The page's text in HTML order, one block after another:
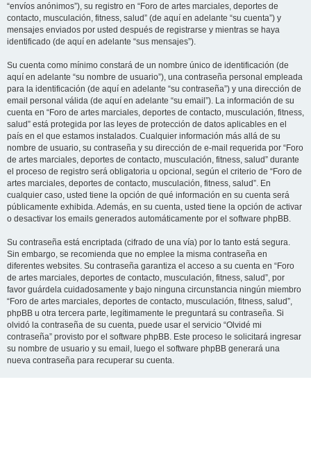
“envíos anónimos”), su registro en “Foro de artes marciales, deportes de
contacto, musculación, fitness, salud” (de aquí en adelante “su cuenta”) y
mensajes enviados por usted después de registrarse y mientras se haya
identificado (de aquí en adelante “sus mensajes”).
Su cuenta como mínimo constará de un nombre único de identificación (de
aquí en adelante “su nombre de usuario”), una contraseña personal empleada
para la identificación (de aquí en adelante “su contraseña”) y una dirección de
email personal válida (de aquí en adelante “su email”). La información de su
cuenta en “Foro de artes marciales, deportes de contacto, musculación, fitness,
salud” está protegida por las leyes de protección de datos aplicables en el
país en el que estamos instalados. Cualquier información más allá de su
nombre de usuario, su contraseña y su dirección de e-mail requerida por “Foro
de artes marciales, deportes de contacto, musculación, fitness, salud” durante
el proceso de registro será obligatoria u opcional, según el criterio de “Foro de
artes marciales, deportes de contacto, musculación, fitness, salud”. En
cualquier caso, usted tiene la opción de qué información en su cuenta será
públicamente exhibida. Además, en su cuenta, usted tiene la opción de activar
o desactivar los emails generados automáticamente por el software phpBB.
Su contraseña está encriptada (cifrado de una vía) por lo tanto está segura.
Sin embargo, se recomienda que no emplee la misma contraseña en
diferentes websites. Su contraseña garantiza el acceso a su cuenta en “Foro
de artes marciales, deportes de contacto, musculación, fitness, salud”, por
favor guárdela cuidadosamente y bajo ninguna circunstancia ningún miembro
“Foro de artes marciales, deportes de contacto, musculación, fitness, salud”,
phpBB u otra tercera parte, legítimamente le preguntará su contraseña. Si
olvidó la contraseña de su cuenta, puede usar el servicio “Olvidé mi
contraseña” provisto por el software phpBB. Este proceso le solicitará ingresar
su nombre de usuario y su email, luego el software phpBB generará una
nueva contraseña para recuperar su cuenta.